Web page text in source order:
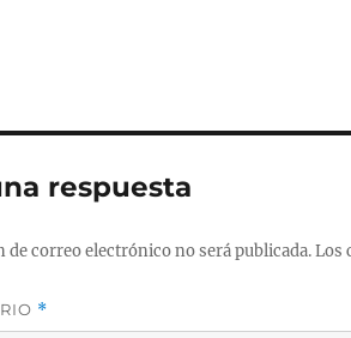
respuesta
de correo electrónico no será publicada.Los
*